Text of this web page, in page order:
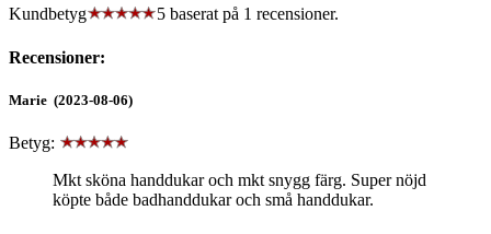
Kundbetyg 5 baserat på 1 recensioner.
Recensioner:
Marie (2023-08-06)
Betyg:
Mkt sköna handdukar och mkt snygg färg. Super nöjd
köpte både badhanddukar och små handdukar.